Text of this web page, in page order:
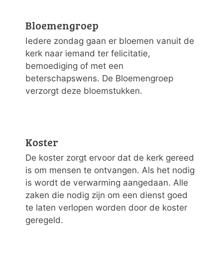
Bloemengroep
Iedere zondag gaan er bloemen vanuit de
kerk naar iemand ter felicitatie,
bemoediging of met een
beterschapswens. De Bloemengroep
verzorgt deze bloemstukken.
Koster
De koster zorgt ervoor dat de kerk gereed
is om mensen te ontvangen. Als het nodig
is wordt de verwarming aangedaan. Alle
zaken die nodig zijn om een dienst goed
te laten verlopen worden door de koster
geregeld.